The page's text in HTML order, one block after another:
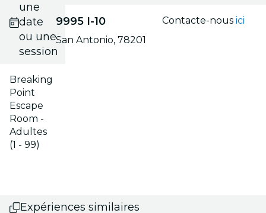
une
date
ou une
session
Breaking
Point
Escape
Room -
Adultes
(1 - 99)
9995 I-10
San Antonio, 78201
Contacte-nousici
Expériences similaires